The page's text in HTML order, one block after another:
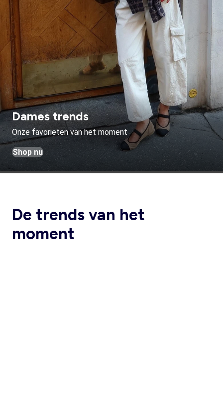
Dames trends
Onze favorieten van het moment
Shop nu
De trends van het
moment